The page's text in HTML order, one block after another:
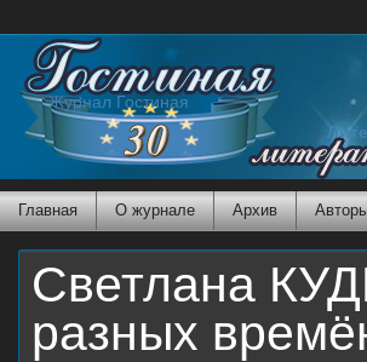
Журнал Гостиная
Главная О журнале Архив
Светлана
разных